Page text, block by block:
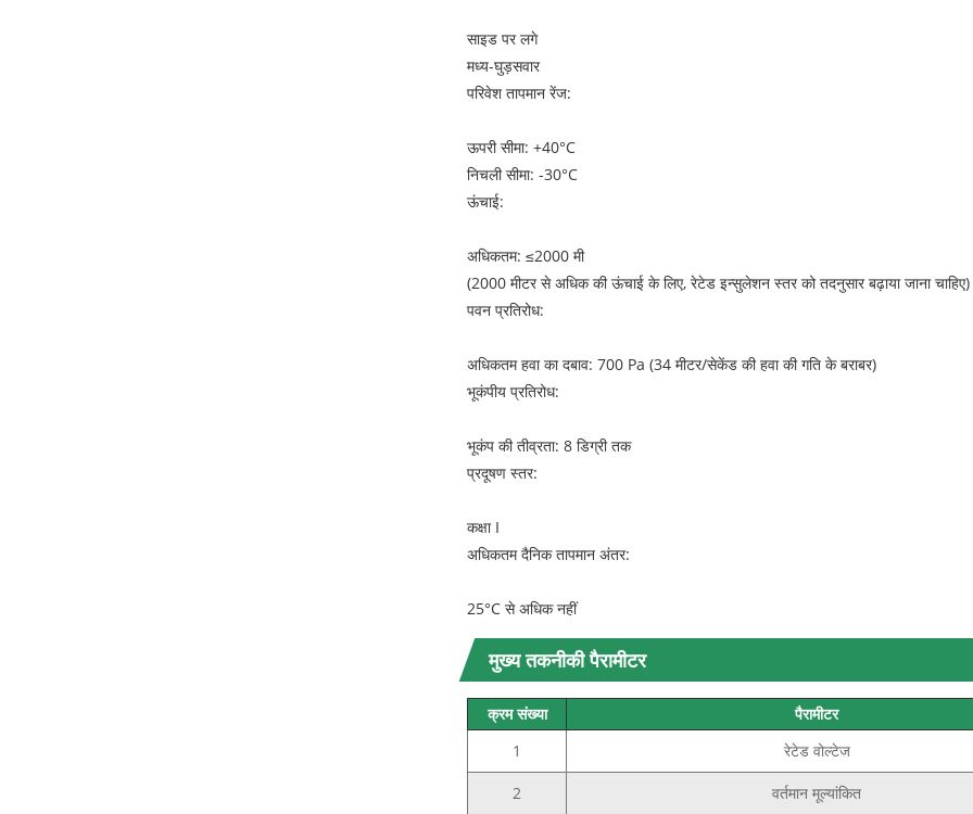
साइड पर लगे
मध्य-घुड़सवार
परिवेश तापमान रेंज:
ऊपरी सीमा: +40°C
निचली सीमा: -30°C
ऊंचाई:
अधिकतम: ≤2000 मी
(2000 मीटर से अधिक की ऊंचाई के लिए, रेटेड इन्सुलेशन स्तर को तदनुसार बढ़ाया जाना चाहिए)
पवन प्रतिरोध:
अधिकतम हवा का दबाव: 700 Pa (34 मीटर/सेकेंड की हवा की गति के बराबर)
भूकंपीय प्रतिरोध:
भूकंप की तीव्रता: 8 डिग्री तक
प्रदूषण स्तर:
कक्षा I
अधिकतम दैनिक तापमान अंतर:
25°C से अधिक नहीं
मुख्य तकनीकी पैरामीटर
क्रम संख्या पैरामीटर
1
रेटेड वोल्टेज
2 वर्तमान मूल्यांकित